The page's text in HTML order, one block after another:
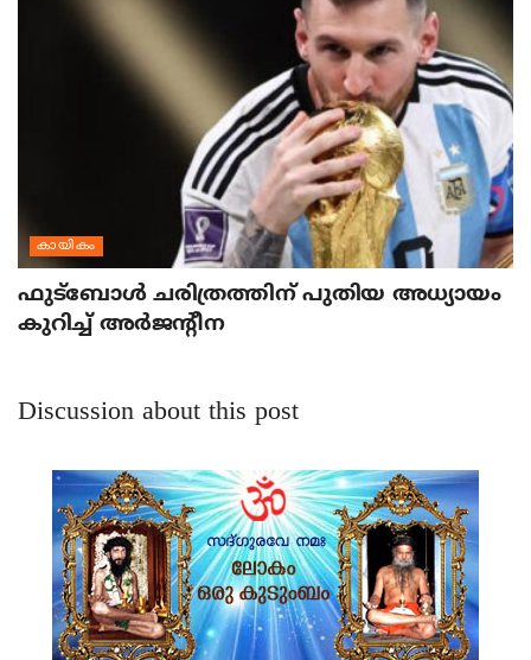
കായികം
ഫുട്‌ബോള്‍ ചരിത്രത്തിന് പുതിയ അധ്യായം
കുറിച്ച് അര്‍ജന്റീന
Discussion about this post